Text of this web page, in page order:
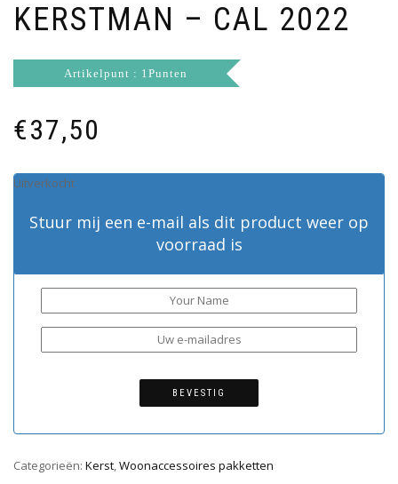
KERSTMAN – CAL 2022
Artikelpunt : 1Punten
€37,50
Uitverkocht
Stuur mij een e-mail als dit product weer op
voorraad is
BEVESTIG
Categorieën: Kerst,Woonaccessoires pakketten